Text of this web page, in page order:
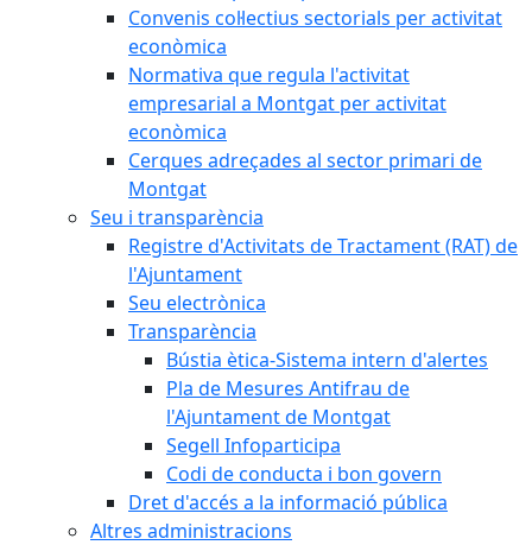
Convenis col·lectius sectorials per activitat
econòmica
Normativa que regula l'activitat
empresarial a Montgat per activitat
econòmica
Cerques adreçades al sector primari de
Montgat
Seu i transparència
Registre d'Activitats de Tractament (RAT) de
l'Ajuntament
Seu electrònica
Transparència
Bústia ètica-Sistema intern d'alertes
Pla de Mesures Antifrau de
l'Ajuntament de Montgat
Segell Infoparticipa
Codi de conducta i bon govern
Dret d'accés a la informació pública
Altres administracions